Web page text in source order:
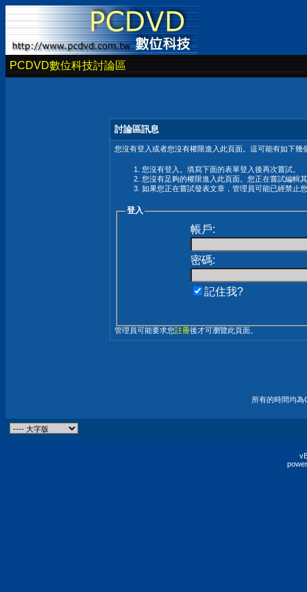
PCDVD數位科技討論區
討論區訊息
您沒有登入或者您沒有權限進入此頁面。這可能有如下幾
您沒有登入。填寫下面的表單登入後再次嘗試。
您沒有足夠的權限進入此頁面。您正在嘗試編輯
如果您正在嘗試發表文章，管理員可能已經禁止
登入
帳戶:
密碼:
記住我?
管理員可能要求您註冊後才可瀏覽此頁面。
所有的時間均為